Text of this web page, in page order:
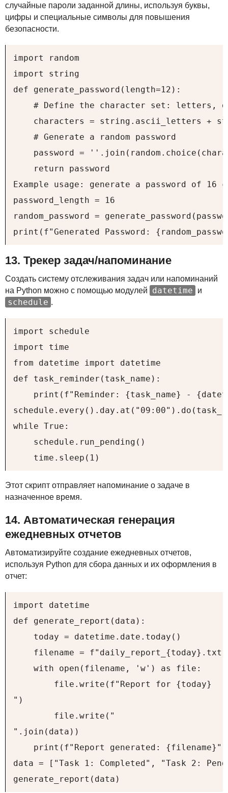
случайные пароли заданной длины, используя буквы,
цифры и специальные символы для повышения
безопасности.
import random
import string
def generate_password(length=12):
# Define the character set: letters,
characters = string.ascii_letters +
    # Generate a random password
password =
    return password
Example usage: generate a password of 16
password_length = 16
random_password =
print(f"Generated Password:
13. Трекер задач/напоминание
Создать систему отслеживания задач или напоминаний
на Python можно с помощью модулей
datetime и
schedule .
import schedule
import time
from datetime import datetime
def task_reminder(task_name):
print(f"Reminder: {task_name} -
while True:
    schedule.run_pending()
    time.sleep(1)
Этот скрипт отправляет напоминание о задаче в
назначенное время.
14. Автоматическая генерация
ежедневных отчетов
Автоматизируйте создание ежедневных отчетов,
используя Python для сбора данных и их оформления в
отчет:
import datetime
def generate_report(data):
    today = datetime.date.today()
    filename = f"daily_report_{today}.txt"
    with open(filename, 'w') as file:
        file.write(f"Report for {today}
")
        file.write("
".join(data))
    print(f"Report generated: {filename}")
data = ["Task 1: Completed", "Task 2:
generate_report(data)